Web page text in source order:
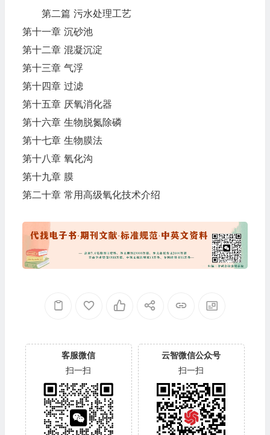
第二篇 污水处理工艺
第十一章 沉砂池
第十二章 混凝沉淀
第十三章 气浮
第十四章 过滤
第十五章 厌氧消化器
第十六章 生物脱氮除磷
第十七章 生物膜法
第十八章 氧化沟
第十九章 膜
第二十章 常用高级氧化技术介绍
客服微信
扫一扫
云智微信公众号
扫一扫